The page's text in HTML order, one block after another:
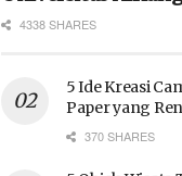
4338 SHARES
5 Ide Kreasi
Paper yang
370 SHARES